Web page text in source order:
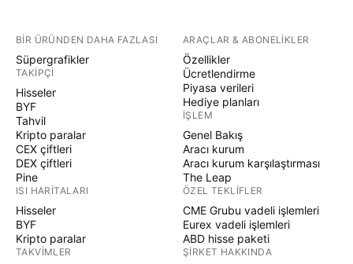
BIR ÜRÜNDEN DAHA FAZLASI
Süpergrafikler
TAKIPÇI
Hisseler
BYF
Tahvil
Kripto paralar
CEX çiftleri
DEX çiftleri
Pine
ISI HARITALARI
Hisseler
BYF
Kripto paralar
TAKVIMLER
ARAÇLAR & ABONELIKLER
Özellikler
Ücretlendirme
Piyasa verileri
Hediye planları
İŞLEM
Genel Bakış
Aracı kurum
Aracı kurum karşılaştırması
The Leap
ÖZEL TEKLIFLER
CME Grubu vadeli işlemleri
Eurex vadeli işlemleri
ABD hisse paketi
ŞIRKET HAKKINDA